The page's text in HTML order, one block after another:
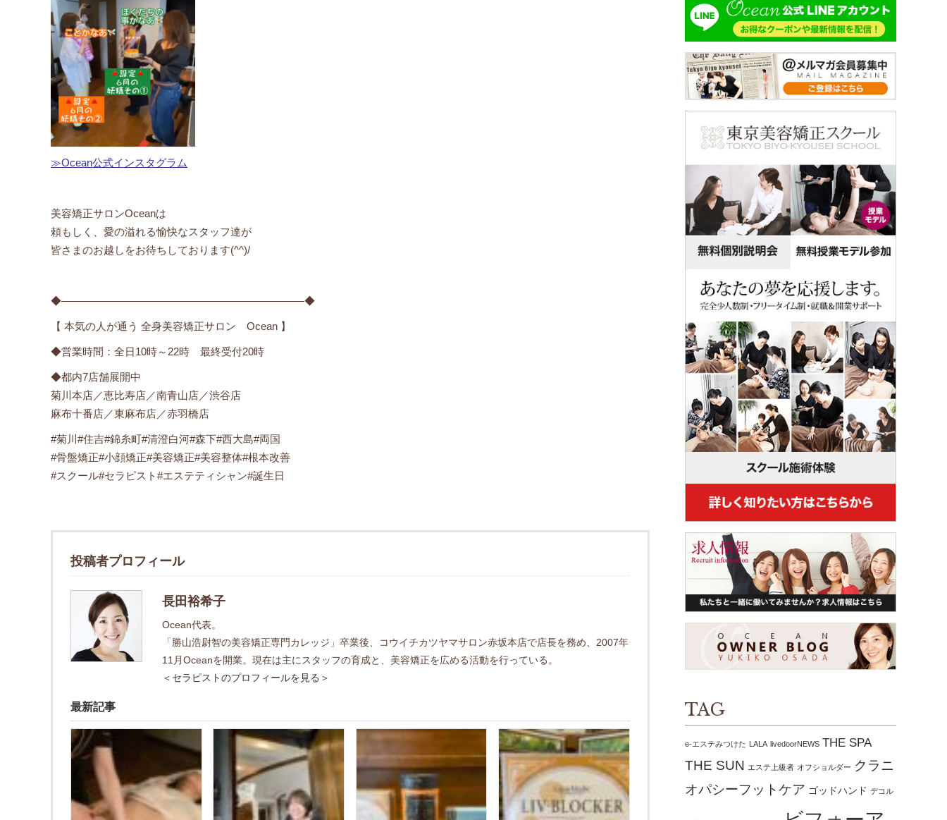
≫Ocean公式インスタグラム
美容矯正サロンOceanは
頼もしく、愛の溢れる愉快なスタッフ達が
皆さまのお越しをお待ちしております(^^)/
◆―――――――――――――――――――――――◆
【 本気の人が通う 全身美容矯正サロン Ocean 】
◆営業時間：全日10時～22時 最終受付20時
◆都内7店舗展開中
菊川本店／恵比寿店／南青山店／渋谷店
麻布十番店／東麻布店／赤羽橋店
#菊川#住吉#錦糸町#清澄白河#森下#西大島#両国
#骨盤矯正#小顔矯正#美容矯正#美容整体#根本改善
#スクール#セラピスト#エステティシャン#誕生日
投稿者プロフィール
長田裕希子
Ocean代表。
「勝山浩尉智の美容矯正専門カレッジ」卒業後、コウイチカツヤマサロン赤坂本店で店長を務め、2007年
11月Oceanを開業。現在は主にスタッフの育成と、美容矯正を広める活動を行っている。
＜セラピストのプロフィールを見る＞
最新記事 TAG
e-エステみつけた LALA livedoorNEWS THE SPA
THE SUN エステ上級者 オフショルダー クラニ
オパシーフットケア ゴッドハンド デコル